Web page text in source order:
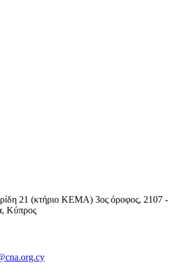
21 (κτήριο ΚΕΜΑ) 3ος όροφος, 2107 -
Κύπρος